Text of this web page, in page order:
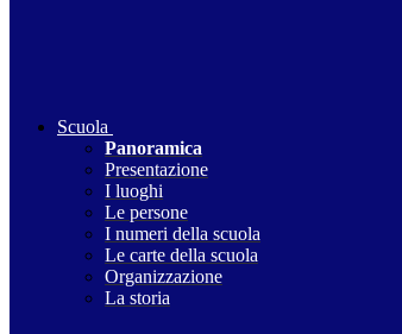
Scuola
Panoramica
Presentazione
I luoghi
Le persone
I numeri della scuola
Le carte della scuola
Organizzazione
La storia